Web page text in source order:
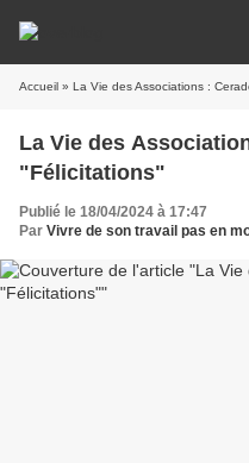
Accueil » La Vie des Associations :
La Vie des
"Félicitations"
Publié le 18/04/2024 à 17:47
Par Vivre de son travail pas en